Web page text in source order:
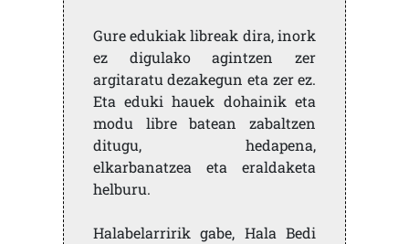
Gure edukiak libreak dira, inork
ez digulako agintzen zer
argitaratu dezakegun eta zer ez.
Eta eduki hauek dohainik eta
modu libre batean zabaltzen
ditugu, hedapena,
elkarbanatzea eta eraldaketa
helburu.
Halabelarririk gabe, Hala Bedi